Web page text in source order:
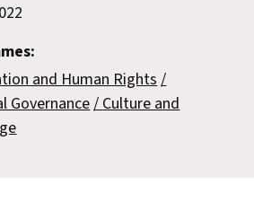
and Human Rights
Governance Culture and